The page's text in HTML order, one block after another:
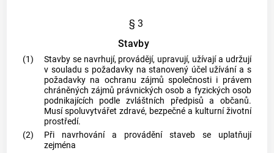
§ 3
Stavby
(1)
Stavby se navrhují, provádějí, upravují, užívají a udržují
v souladu s požadavky na stanovený účel užívání a s
požadavky na ochranu zájmů společnosti i právem
chráněných zájmů právnických osob a fyzických osob
podnikajících podle zvláštních předpisů a občanů.
Musí spoluvytvářet zdravé, bezpečné a kulturní životní
prostředí.
(2)
Při navrhování a provádění staveb se uplatňují
zejména